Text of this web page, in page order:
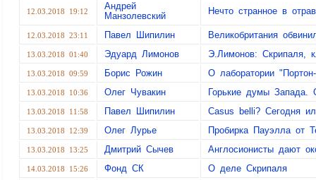
12.03.2018 19:12
Андрей
Манзолевский
Нечто странное в
12.03.2018 23:11 Павел Шипилин Великобритания
13.03.2018 01:40 Эдуард Лимонов Э.Лимонов: Скрипаля,
13.03.2018 09:59 Борис Рожин О лаборатории
13.03.2018 10:36 Олег Чувакин Горькие думы Запада.
13.03.2018 11:58 Павел Шипилин Casus belli? Сегодня
13.03.2018 12:39 Олег Лурье Пробирка Пауэлла от
13.03.2018 13:25 Дмитрий Сычев Англосионисты дают
14.03.2018 15:26 Фонд СК О деле Скрипаля